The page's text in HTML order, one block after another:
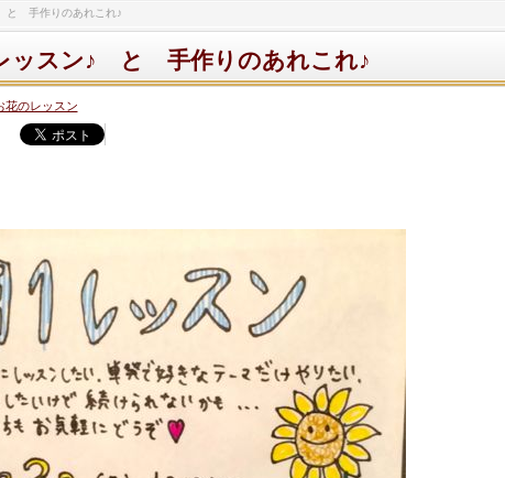
と 手作りのあれこれ♪
ッスン♪ と 手作りのあれこれ♪
花のレッスン